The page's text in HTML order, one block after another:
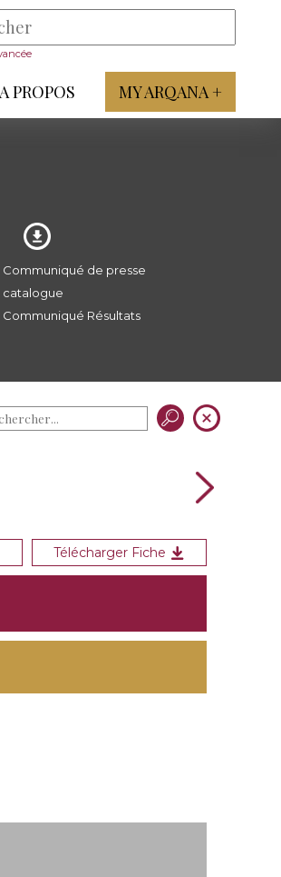
A PROPOS MY ARQANA +
Communiqué de presse
catalogue
Communiqué Résultats
Télécharger Fiche